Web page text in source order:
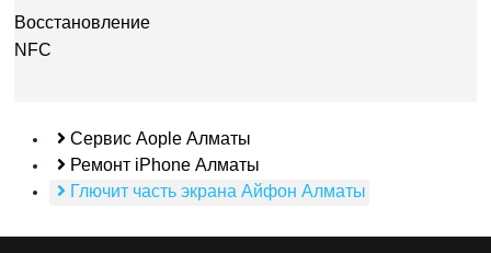
Восстановление
NFC
Сервис Aople Алматы
Ремонт iPhone Алматы
Глючит часть экрана Айфон Алматы